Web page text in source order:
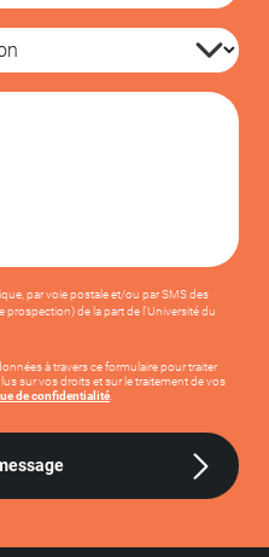
par voie postale et/ou par SMS des
de la part de l'Université du
à travers ce formulaire pour traiter
sur vos droits et sur le traitement de vos
de confidentialité